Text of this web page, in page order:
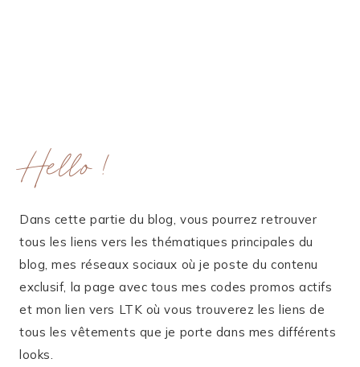
Hello !
Dans cette partie du blog, vous pourrez retrouver
tous les liens vers les thématiques principales du
blog, mes réseaux sociaux où je poste du contenu
exclusif, la page avec tous mes codes promos actifs
et mon lien vers LTK où vous trouverez les liens de
tous les vêtements que je porte dans mes différents
looks.